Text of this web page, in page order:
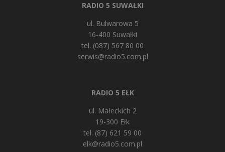
RADIO 5 SUWAŁKI
ul. Bulwarowa 5
16-400 Suwałki
tel. (087) 567 80 00
serwis@radio5.com.pl
RADIO 5 EŁK
ul. Małeckich 2
19-300 Ełk
tel. (87) 621 59 00
elk@radio5.com.pl